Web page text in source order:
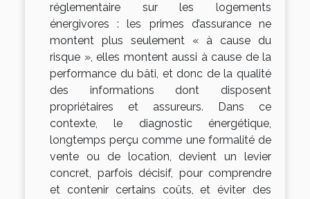
réglementaire sur les logements
énergivores : les primes d’assurance ne
montent plus seulement « à cause du
risque », elles montent aussi à cause de la
performance du bâti, et donc de la qualité
des informations dont disposent
propriétaires et assureurs. Dans ce
contexte, le diagnostic énergétique,
longtemps perçu comme une formalité de
vente ou de location, devient un levier
concret, parfois décisif, pour comprendre
et contenir certains coûts, et éviter des